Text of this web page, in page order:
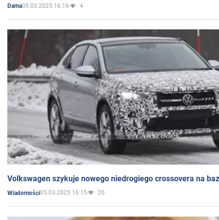
Dama05.03.2025 16:16 4
Volkswagen szykuje nowego niedrogiego crossovera na
Wiadomości05.03.2025 16:15 20